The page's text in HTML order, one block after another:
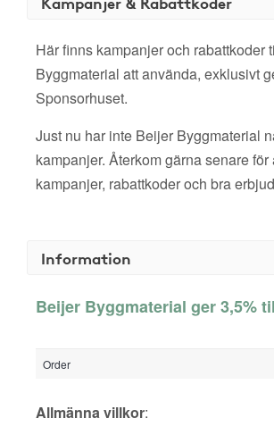
Här finns kampanjer och rabattkoder
Byggmaterial att använda, exklusivt
Sponsorhuset.
Just nu har inte Beijer Byggmaterial
kampanjer. Återkom gärna senare för
kampanjer, rabattkoder och bra
Information
Beijer Byggmaterial ger 3,5%
Order
Allmänna villkor: